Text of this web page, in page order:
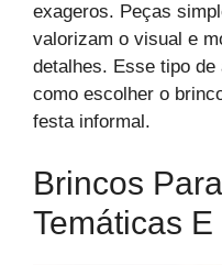
exageros. Peças
valorizam o visual e
detalhes. Esse tipo de
como escolher o
festa informal.
Brincos
Temáticas